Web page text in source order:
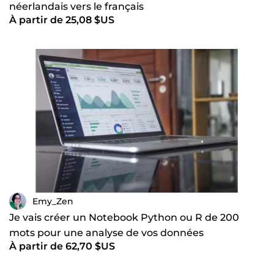
néerlandais vers le français
À partir de 25,08 $US
Emy_Zen
Je vais créer un Notebook Python ou R de 200
mots pour une analyse de vos données
À partir de 62,70 $US